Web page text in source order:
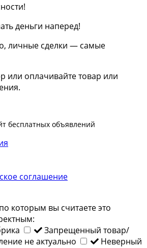
деньги наперед!
личные сделки — самые
или оплачивайте товар или
бесплатных объявлений
соглашение
которым вы считаете это
Запрещенный товар/
не актуально
Неверный